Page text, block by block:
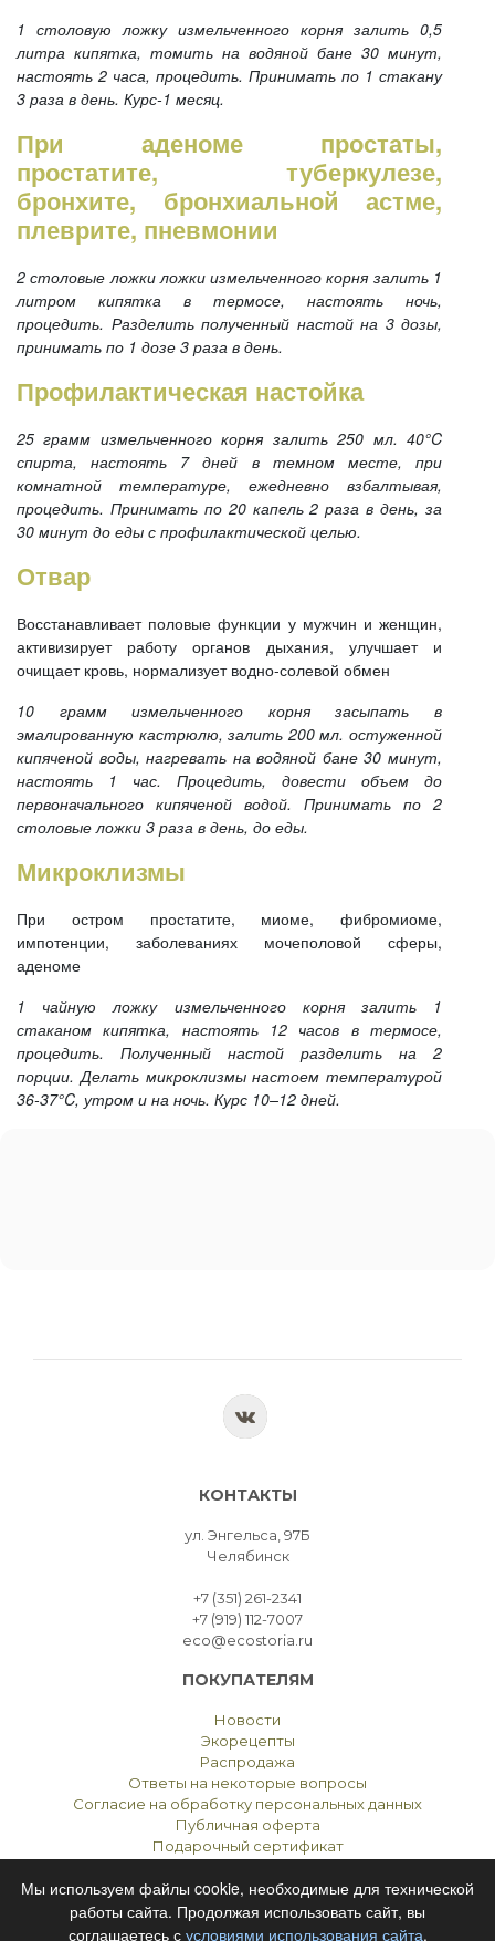
1 столовую ложку измельченного корня залить 0,5
литра кипятка, томить на водяной бане 30 минут,
настоять 2 часа, процедить. Принимать по 1 стакану
3 раза в день. Курс-1 месяц.
При аденоме простаты,
простатите, туберкулезе,
бронхите, бронхиальной астме,
плеврите, пневмонии
2 столовые ложки ложки измельченного корня залить 1
литром кипятка в термосе, настоять ночь,
процедить. Разделить полученный настой на 3 дозы,
принимать по 1 дозе 3 раза в день.
Профилактическая настойка
25 грамм измельченного корня залить 250 мл. 40°C
спирта, настоять 7 дней в темном месте, при
комнатной температуре, ежедневно взбалтывая,
процедить. Принимать по 20 капель 2 раза в день, за
30 минут до еды с профилактической целью.
Отвар
Восстанавливает половые функции у мужчин и женщин,
активизирует работу органов дыхания, улучшает и
очищает кровь, нормализует водно-солевой обмен
10 грамм измельченного корня засыпать в
эмалированную кастрюлю, залить 200 мл. остуженной
кипяченой воды, нагревать на водяной бане 30 минут,
настоять 1 час. Процедить, довести объем до
первоначального кипяченой водой. Принимать по 2
столовые ложки 3 раза в день, до еды.
Микроклизмы
При остром простатите, миоме, фибромиоме,
импотенции, заболеваниях мочеполовой сферы,
аденоме
1 чайную ложку измельченного корня залить 1
стаканом кипятка, настоять 12 часов в термосе,
процедить. Полученный настой разделить на 2
порции. Делать микроклизмы настоем температурой
36-37°C, утром и на ночь. Курс 10–12 дней.
КОНТАКТЫ
ул. Энгельса, 97Б
Челябинск
+7 (351) 261-2341
+7 (919) 112-7007
eco@ecostoria.ru
ПОКУПАТЕЛЯМ
Новости
Экорецепты
Распродажа
Ответы на некоторые вопросы
Согласие на обработку персональных данных
Публичная оферта
Подарочный сертификат
Мы используем файлы cookie, необходимые для технической
работы сайта. Продолжая использовать сайт, вы
соглашаетесь с условиями использования сайта.